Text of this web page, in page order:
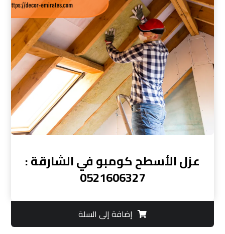
عزل الأسطح كومبو في الشارقة :
0521606327
إضافة إلى السلة